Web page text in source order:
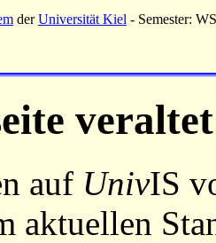
derUniversität Kiel - Semester:
veraltet
auf UnivIS
aktuellen